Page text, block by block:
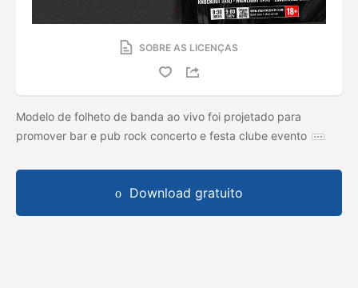
SOBRE AS LICENÇAS
Modelo de folheto de banda ao vivo foi projetado para
promover bar e pub rock concerto e festa clube evento
Download gratuito